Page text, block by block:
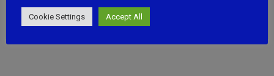
aéroportos …
FULL ARTICLE
Cookie Settings Accept All